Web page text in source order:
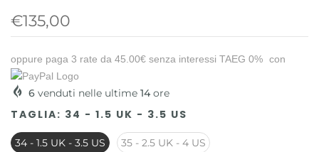
€135,00
oppure paga 3 rate da 45.00€ senza interessi TAEG 0% con
6 venduti nelle ultime 14 ore
TAGLIA: 34 - 1.5 UK - 3.5 US
34 - 1.5 UK - 3.5 US 35 - 2.5 UK - 4 US